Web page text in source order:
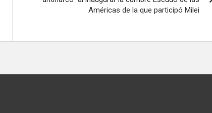
Américas de la que participó Milei